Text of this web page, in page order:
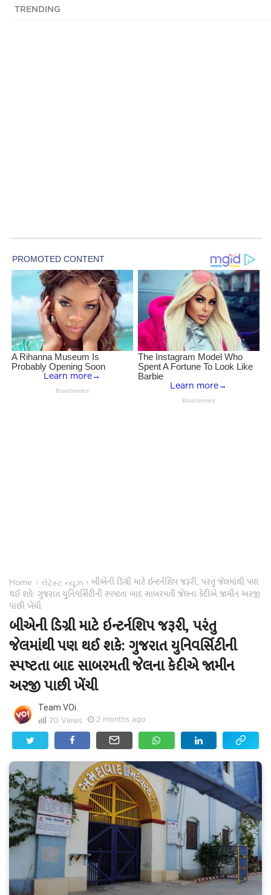
TRENDING
Home › લેટેસ્ટ ન્યૂઝ › બીએની ડિગ્રી માટે ઇન્ટર્નશિપ જરૂરી, પરંતુ જેલમાંથી પણ
થઈ શકે: ગુજરાત યુનિવર્સિટીની સ્પષ્ટતા બાદ સાબરમતી જેલના કેદીએ જામીન અરજી
પાછી ખેંચી
બીએની ડિગ્રી માટે ઇન્ટર્નશિપ જરૂરી, પરંતુ
જેલમાંથી પણ થઈ શકે: ગુજરાત યુનિવર્સિટીની
સ્પષ્ટતા બાદ સાબરમતી જેલના કેદીએ જામીન
અરજી પાછી ખેંચી
Team VOi.
70 Views 2 months ago